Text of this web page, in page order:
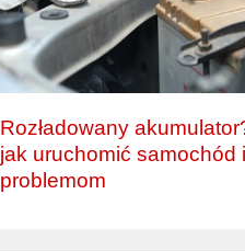
Rozładowany
jak uruchomić samochód
problemom